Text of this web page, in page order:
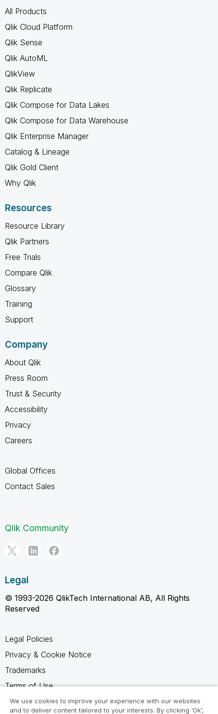
All Products
Qlik Cloud Platform
Qlik Sense
Qlik AutoML
QlikView
Qlik Replicate
Qlik Compose for Data Lakes
Qlik Compose for Data Warehouse
Qlik Enterprise Manager
Catalog & Lineage
Qlik Gold Client
Why Qlik
Resources
Resource Library
Qlik Partners
Free Trials
Compare Qlik
Glossary
Training
Support
Company
About Qlik
Press Room
Trust & Security
Accessibility
Privacy
Careers
Global Offices
Contact Sales
Qlik Community
Legal
© 1993-2026 QlikTech International AB, All Rights
Reserved
Legal Policies
Privacy & Cookie Notice
Trademarks
Terms of Use
Legal Agreements
We use cookies to improve your experience with our websites
and to deliver content tailored to your interests. By clicking ‘Ok’,